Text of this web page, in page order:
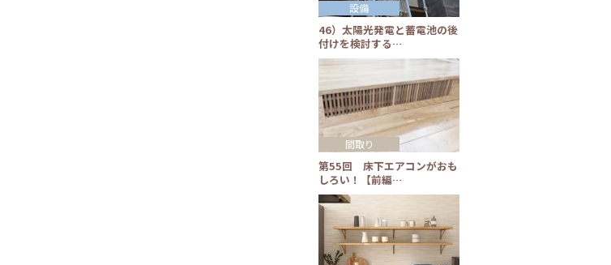
46）太陽光発電と蓄電池の後
付けを検討する…
設備
第55回 床下エアコンがおも
しろい！【前編…
間取り